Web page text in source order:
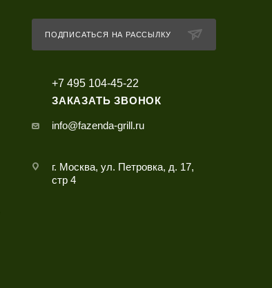
ПОДПИСАТЬСЯ НА РАССЫЛКУ
+7 495 104-45-22
ЗАКАЗАТЬ ЗВОНОК
info@fazenda-grill.ru
г. Москва, ул. Петровка, д. 17,
стр 4